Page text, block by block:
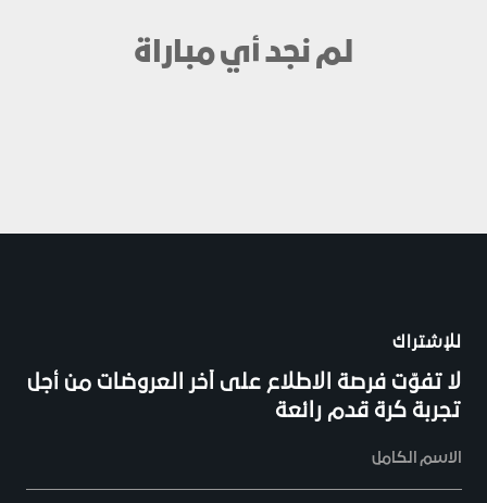
لم نجد أي مباراة
للإشتراك
لا تفوّت فرصة الاطلاع على آخر العروضات من أجل
تجربة كرة قدم رائعة
الاسم الكامل